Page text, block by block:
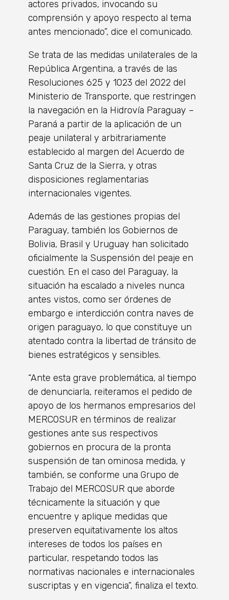
actores privados, invocando su
comprensión y apoyo respecto al tema
antes mencionado”, dice el comunicado.
Se trata de las medidas unilaterales de la
República Argentina, a través de las
Resoluciones 625 y 1023 del 2022 del
Ministerio de Transporte, que restringen
la navegación en la Hidrovía Paraguay –
Paraná a partir de la aplicación de un
peaje unilateral y arbitrariamente
establecido al margen del Acuerdo de
Santa Cruz de la Sierra, y otras
disposiciones reglamentarias
internacionales vigentes.
Además de las gestiones propias del
Paraguay, también los Gobiernos de
Bolivia, Brasil y Uruguay han solicitado
oficialmente la Suspensión del peaje en
cuestión. En el caso del Paraguay, la
situación ha escalado a niveles nunca
antes vistos, como ser órdenes de
embargo e interdicción contra naves de
origen paraguayo, lo que constituye un
atentado contra la libertad de tránsito de
bienes estratégicos y sensibles.
“Ante esta grave problemática, al tiempo
de denunciarla, reiteramos el pedido de
apoyo de los hermanos empresarios del
MERCOSUR en términos de realizar
gestiones ante sus respectivos
gobiernos en procura de la pronta
suspensión de tan ominosa medida, y
también, se conforme una Grupo de
Trabajo del MERCOSUR que aborde
técnicamente la situación y que
encuentre y aplique medidas que
preserven equitativamente los altos
intereses de todos los países en
particular, respetando todos las
normativas nacionales e internacionales
suscriptas y en vigencia”, finaliza el texto.